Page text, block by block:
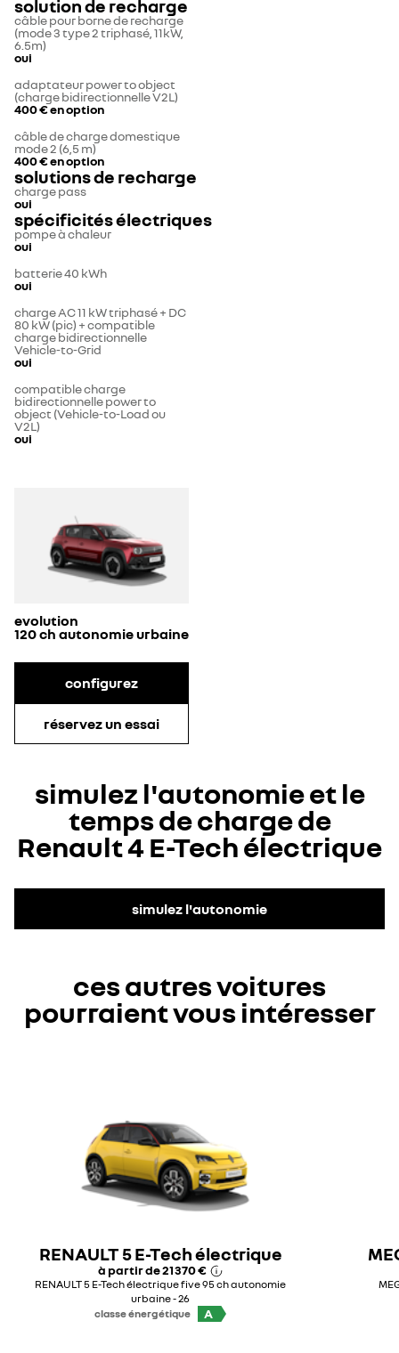
solution de recharge
câble pour borne de recharge
(mode 3 type 2 triphasé, 11kW,
6.5m)
oui
adaptateur power to object
(charge bidirectionnelle V2L)
400 €en option
câble de charge domestique
mode 2 (6,5 m)
400 €en option
solutions de recharge
charge pass
oui
spécificités électriques
pompe à chaleur
oui
batterie 40 kWh
oui
charge AC 11 kW triphasé + DC
80 kW (pic) + compatible
charge bidirectionnelle
Vehicle-to-Grid
oui
compatible charge
bidirectionnelle power to
object (Vehicle-to-Load ou
V2L)
oui
evolution
120 ch autonomie urbaine
configurez
réservez un essai
simulez l'autonomie et le
temps de charge de
Renault 4 E-Tech électrique
simulez l'autonomie
ces autres voitures
pourraient vous intéresser
RENAULT 5 E-Tech électrique
à partir de21 370 €
RENAULT 5 E-Tech électrique five 95 ch autonomie
urbaine - 26
classe énergétique
A